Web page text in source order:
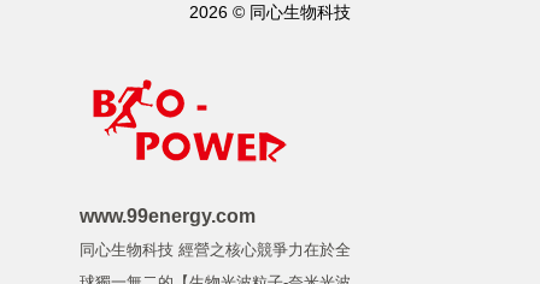
2026 © 同心生物科技
www.99energy.com
同心生物科技 經營之核心競爭力在於全